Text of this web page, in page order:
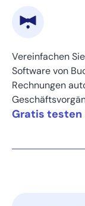
Vereinfachen
Software von
Rechnungen
Gratis testen